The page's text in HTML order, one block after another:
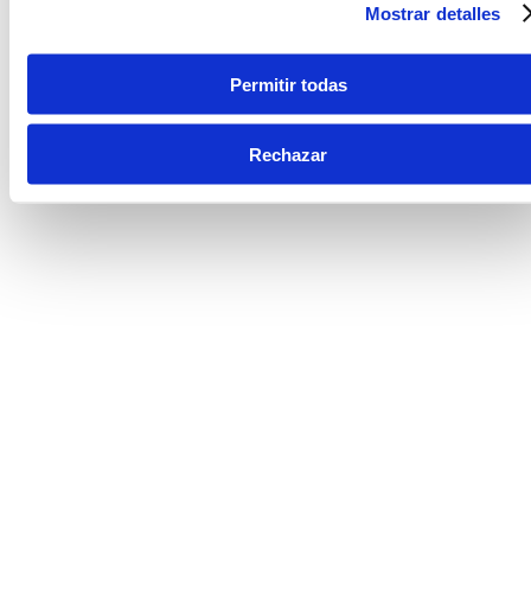
Mostrar detalles
Permitir todas
Rechazar